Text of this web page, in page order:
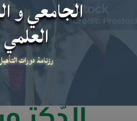
الجامعي و
العلمي
رزنامة دورات